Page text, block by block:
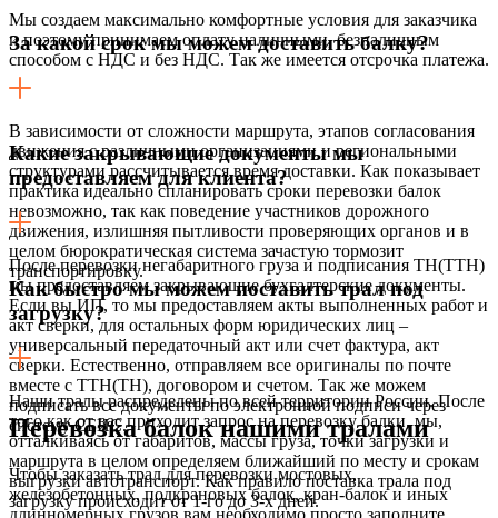
Мы создаем максимально комфортные условия для заказчика
и поэтому принимаем оплату наличными, безналичным
способом с НДС и без НДС. Так же имеется отсрочка платежа.
За какой срок мы можем доставить балку?
В зависимости от сложности маршрута, этапов согласования
движения с различными организациями и региональными
структурами рассчитывается время доставки. Как показывает
практика идеально спланировать сроки перевозки балок
невозможно, так как поведение участников дорожного
движения, излишняя пытливости проверяющих органов и в
целом бюрократическая система зачастую тормозит
транспортировку.
Какие закрывающие документы мы
предоставляем для клиента?
После перевозки негабаритного груза и подписания ТН(ТТН)
мы предоставляем закрывающие бухгалтерские документы.
Если вы ИП, то мы предоставляем акты выполненных работ и
акт сверки, для остальных форм юридических лиц –
универсальный передаточный акт или счет фактура, акт
сверки. Естественно, отправляем все оригиналы по почте
вместе с ТТН(ТН), договором и счетом. Так же можем
подписать все документы по электронной подписи через
систему СБИС.
Как быстро мы можем поставить трал под
загрузку?
Наши тралы распределены по всей территории России. После
того как от вас приходит запрос на перевозку балки, мы,
отталкиваясь от габаритов, массы груза, точки загрузки и
маршрута в целом определяем ближайший по месту и срокам
выгрузки автотранспорт. Как правило поставка трала под
загрузку происходит от 1-го до 3-х дней.
Перевозка балок нашими тралами
Чтобы заказать трал для перевозки мостовых,
железобетонных, подкрановых балок, кран-балок и иных